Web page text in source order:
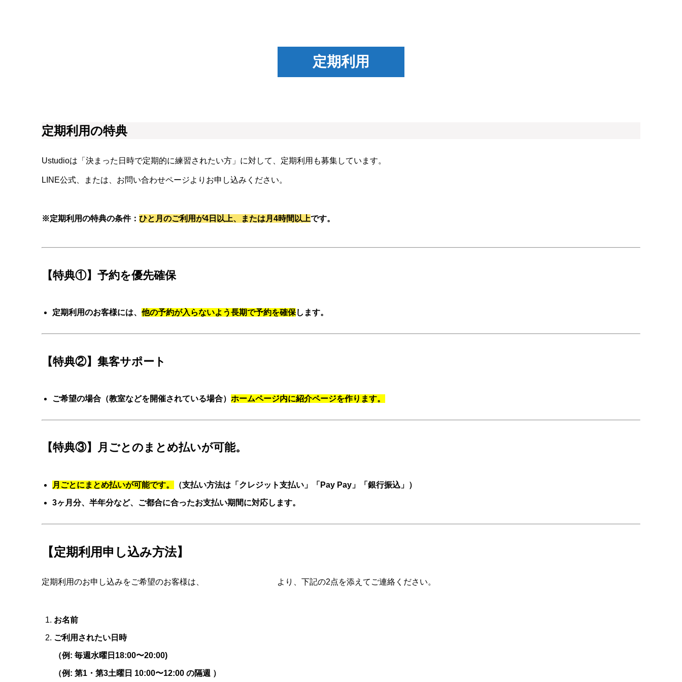
定期利用
定期利用の特典
Ustudioは「決まった日時で定期的に練習されたい方」に対して、定期利用も募集しています。
LINE公式、または、お問い合わせページよりお申し込みください。
※定期利用の特典の条件： ひと月のご利用が4日以上、または月4時間以上です。
【特典①】予約を優先確保
定期利用のお客様には、 他の予約が入らないよう長期で予約を確保します。
【特典②】集客サポート
ご希望の場合（教室などを開催されている場合） ホームページ内に紹介ページを作ります。
【特典③】月ごとのまとめ払いが可能。
月ごとにまとめ払いが可能です。 （支払い方法は「クレジット支払い」「Pay Pay」「銀行振込」）
3ヶ月分、半年分など、ご都合に合ったお支払い期間に対応します。
【定期利用申し込み方法】
定期利用のお申し込みをご希望のお客様は、 より、下記の2点を添えてご連絡ください。
お名前
ご利用されたい日時
（例: 毎週水曜日18:00〜20:00)
（例: 第1・第3土曜日 10:00〜12:00 の隔週 ）